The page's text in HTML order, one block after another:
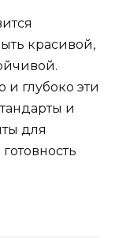
красивой,
и глубоко эти
и
для